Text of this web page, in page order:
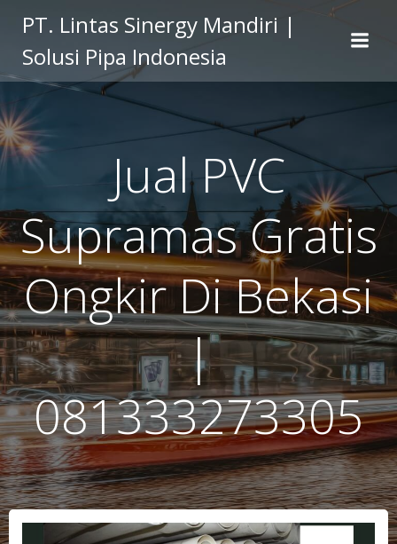
to
content
PT. Lintas Sinergy Mandiri |
Solusi Pipa Indonesia
Jual PVC
Supramas Gratis
Ongkir Di Bekasi
|
081333273305